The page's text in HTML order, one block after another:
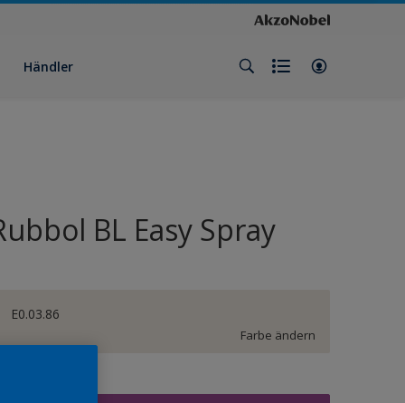
Händler
BL Easy Spray
E0.03.86
Farbe ändern